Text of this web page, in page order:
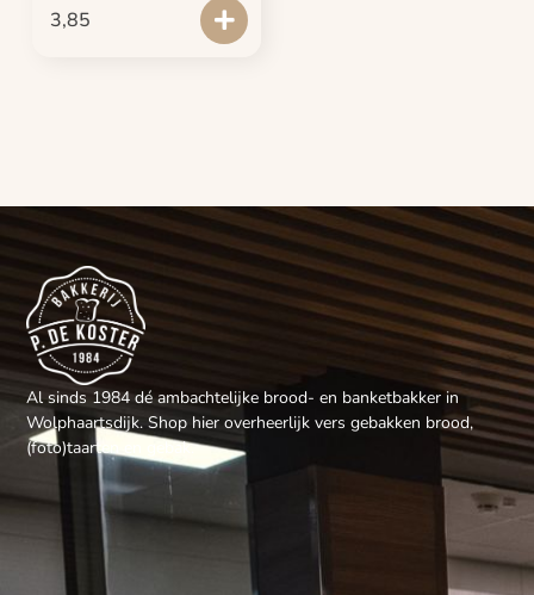
3,85
Al sinds 1984 dé ambachtelijke brood- en banketbakker in
Wolphaartsdijk. Shop hier overheerlijk vers gebakken brood,
(foto)taarten en gebak.